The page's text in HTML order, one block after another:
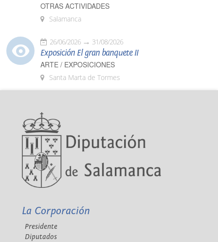
OTRAS ACTIVIDADES
Salamanca
26/06/2026 31/08/2026
Exposición El gran banquete II
ARTE / EXPOSICIONES
Santa Marta de Tormes
La Corporación
Presidente
Diputados